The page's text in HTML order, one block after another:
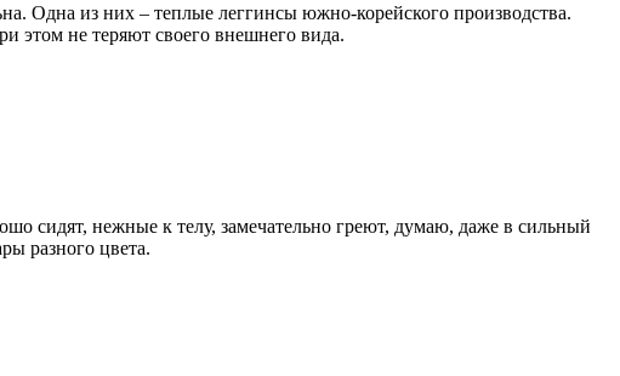
Одна из них – теплые леггинсы южно-корейского производства.
этом не теряют своего внешнего вида.
сидят, нежные к телу, замечательно греют, думаю, даже в сильный
разного цвета.